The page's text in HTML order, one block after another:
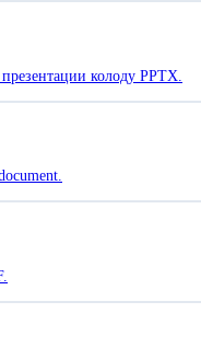
колоду PPTX.